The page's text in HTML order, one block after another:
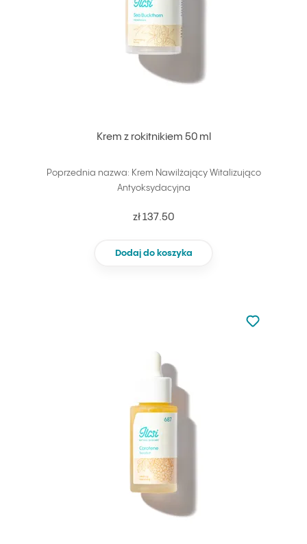
Krem z rokitnikiem 50 ml
Poprzednia nazwa: Krem Nawilżający Witalizująco
Antyoksydacyjna
zł 137.50
Dodaj do koszyka
Nie dodano
Dodaj do